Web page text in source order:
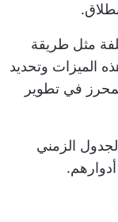
مثل طريقة
الميزات وتحديد
في تطوير
الزمني